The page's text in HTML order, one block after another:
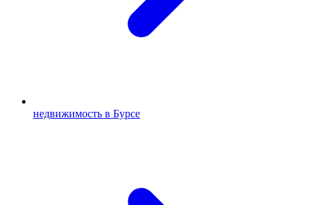
недвижимость в Бурсе